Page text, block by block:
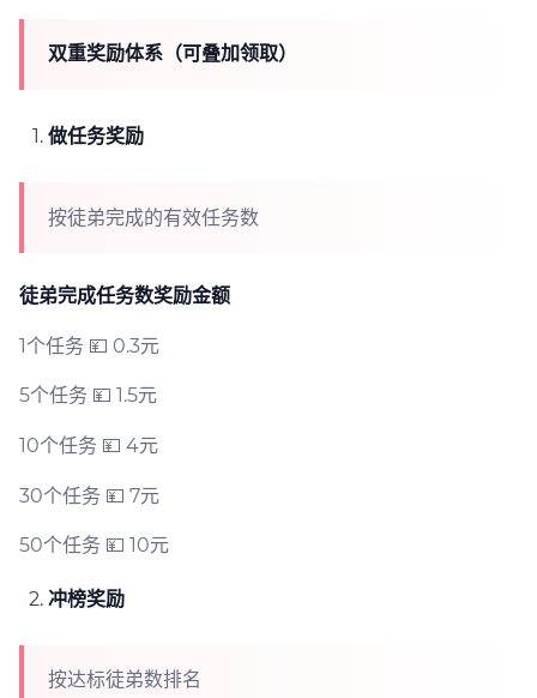
双重奖励体系（可叠加领取）
做任务奖励
按徒弟完成的有效任务数
徒弟完成任务数奖励金额
1个任务 💴 0.3元
5个任务 💴 1.5元
10个任务 💴 4元
30个任务 💴 7元
50个任务 💴 10元
冲榜奖励
按达标徒弟数排名